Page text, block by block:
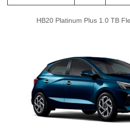
HB20 Platinum Plus 1.0 TB